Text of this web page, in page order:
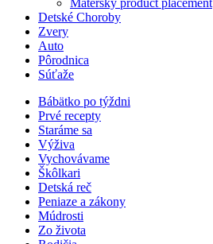
Materský product placement
Detské Choroby
Zvery
Auto
Pôrodnica
Súťaže
Bábätko po týždni
Prvé recepty
Staráme sa
Výživa
Vychovávame
Škôlkari
Detská reč
Peniaze a zákony
Múdrosti
Zo života